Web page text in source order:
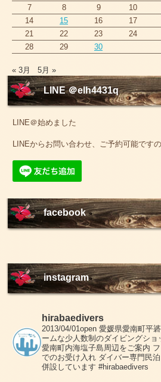
7
8 9 10
14
15 16 17
21
22 23 24
28
29 30
« 3月 5月 »
LINE ＠elh4431q
LINE＠始めました
LINEからお問い合わせ、ご予約可能です
facebook
instagram
hirabaedivers
2013/04/01open 愛媛県愛南町平
ームな少人数制のダイビングショ
愛南町内海塩子島周辺をご案内
でのお受け入れ ダイバー専門民
併設しています #hirabaedivers